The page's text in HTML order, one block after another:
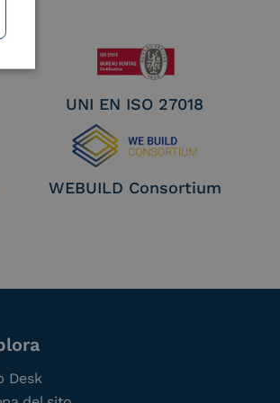
UNI EN ISO 27018
WEBUILD Consortium
Desk